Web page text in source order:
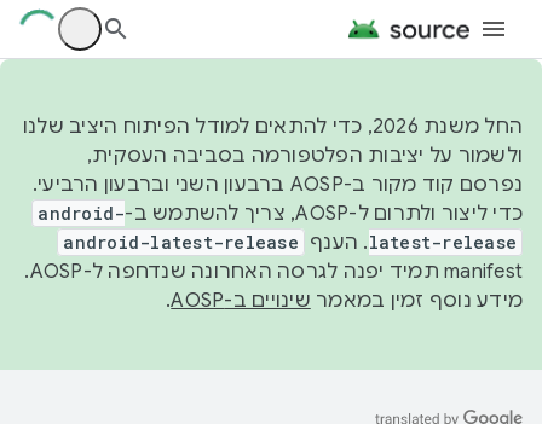
החל משנת 2026, כדי להתאים למודל הפיתוח היציב שלנו
ולשמור על יציבות הפלטפורמה בסביבה העסקית,
נפרסם קוד מקור ב-AOSP ברבעון השני וברבעון הרביעי.
כדי ליצור ולתרום ל-AOSP, צריך להשתמש ב-
android-
latest-release. הענף android-latest-release
manifest תמיד יפנה לגרסה האחרונה שנדחפה ל-AOSP.
מידע נוסף זמין במאמר שינויים ב-AOSP .